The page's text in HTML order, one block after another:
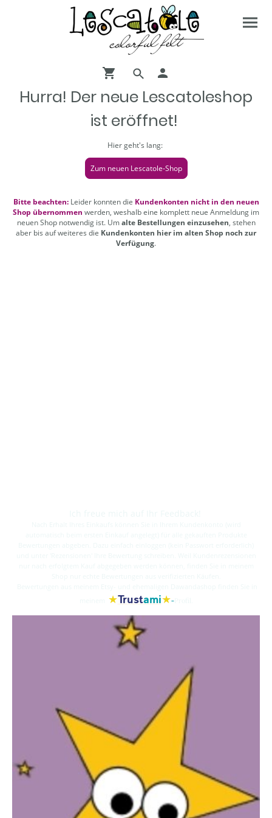
Hurra! Der neue Lescatoleshop
ist eröffnet!
Hier geht's lang:
Zum neuen Lescatole-Shop
Bitte beachten:Leider konnten die Kundenkonten nicht in den neuen
Shop übernommen werden, weshalb eine komplett neue Anmeldung im
neuen Shop notwendig ist. Umalte Bestellungen einzusehen, stehen
aber bis auf weiteres die Kundenkonten hier im alten Shop noch zur
Verfügung.
★Trustami★-Profil.